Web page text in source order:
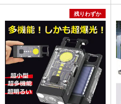
残りわずか